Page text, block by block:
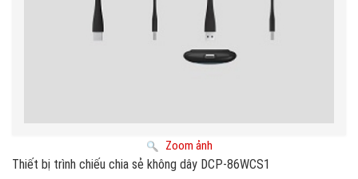
Zoom ảnh
Thiết bị trình chiếu chia sẻ không dây DCP-86WCS1